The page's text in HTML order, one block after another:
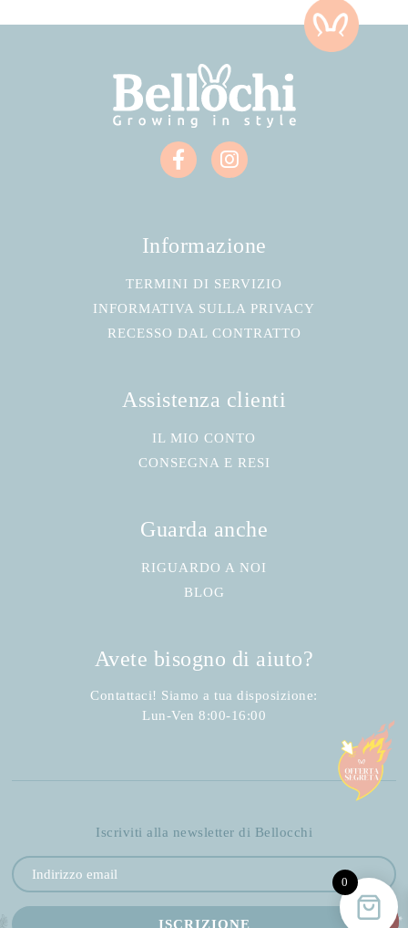
Informazione
TERMINI DI SERVIZIO
INFORMATIVA SULLA PRIVACY
RECESSO DAL CONTRATTO
Assistenza clienti
IL MIO CONTO
CONSEGNA E RESI
Guarda anche
RIGUARDO A NOI
BLOG
Avete bisogno di aiuto?
Contattaci! Siamo a tua disposizione:
Lun-Ven 8:00-16:00
Iscriviti alla newsletter di Bellocchi
0